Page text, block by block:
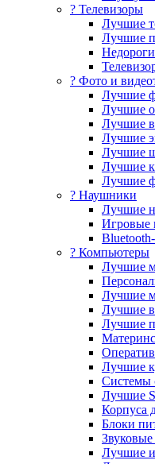
? Телевизоры
Лучшие
Лучшие
? Фото и
Лучшие
Лучшие
Лучшие
Лучшие
Лучшие
Лучшие
Лучшие
? Наушники
Лучшие
Игровые
?️ Компьютеры
Лучшие
Лучшие
Лучшие
Лучшие
Лучшие
Системы
Лучшие
Корпуса
Блоки
Лучшие